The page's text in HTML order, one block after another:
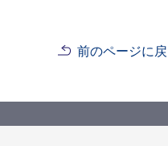
前のページに